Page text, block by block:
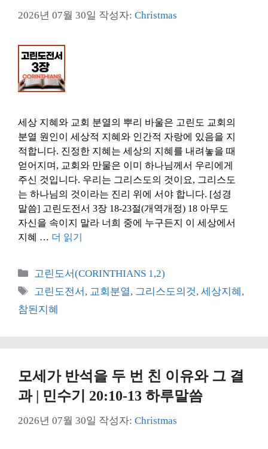
2026년 07월 30일 작성자: Christmas
세상 지혜와 교회 분열의 뿌리 바울은 고린도 교회의
분열 원인이 세상적 지혜와 인간적 자랑에 있음을 지
적합니다. 진정한 지혜는 세상의 지혜를 내려놓을 때
얻어지며, 교회와 만물은 이미 하나님께서 우리에게
주신 것입니다. 우리는 그리스도의 것이요, 그리스도
는 하나님의 것이라는 진리 위에 서야 합니다. [성경
말씀] 고린도전서 3장 18-23절(개역개정) 18 아무도
자신을 속이지 말라 너희 중에 누구든지 이 세상에서
지혜 … 더 읽기
카
테
리
고린도서(CORINTHIANS 1,2)
태
그
고린도전서 , 교회분열, 그리스도의것,세상지혜 ,
참된지혜
모세가 반석을 두 번 친 이유와 그 결
과 | 민수기 20:10-13 하루말씀
2026년 07월 30일 작성자: Christmas